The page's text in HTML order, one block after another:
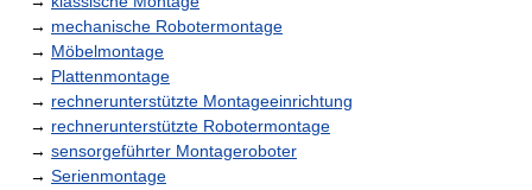
→ mechanische Robotermontage
→ Möbelmontage
→ Plattenmontage
→ rechnerunterstützte Montageeinrichtung
→ rechnerunterstützte Robotermontage
→ sensorgeführter Montageroboter
→ Serienmontage